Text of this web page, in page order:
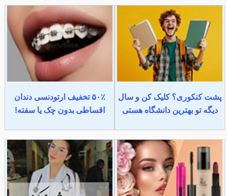
پشت کنکوری؟ کلیک کن و سال
دیگه تو بهترین دانشگاه هستی
۵۰٪ تخفیف ارتودنسی دندان
اقساطی بدون چک یا سفته!